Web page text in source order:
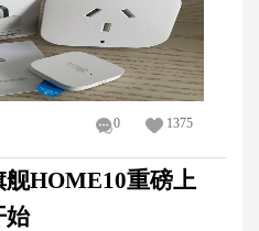
0 1375
HOME10重磅上
始